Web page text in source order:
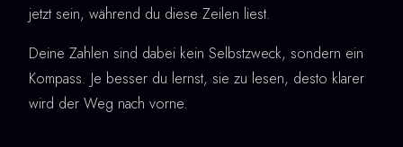
jetzt sein, während du diese Zeilen liest.
Deine Zahlen sind dabei kein Selbstzweck, sondern ein
Kompass. Je besser du lernst, sie zu lesen, desto klarer
wird der Weg nach vorne.